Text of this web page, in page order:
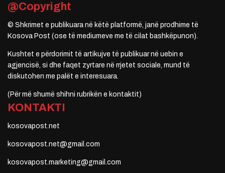
@Copyright
© Shkrimet e publikuara në këtë platformë, janë prodhime të
Kosova Post (ose të mediumeve me të cilat bashkëpunon).
Kushtet e përdorimit të artikujve të publikuar në uebin e
agjencisë, si dhe faqet zyrtare në rrjetet sociale, mund të
diskutohen me palët e interesuara.
(Për më shumë shihni rubrikën e kontaktit)
KONTAKTI
kosovapost.net
kosovapost.net@gmail.com
kosovapost.marketing@gmail.com